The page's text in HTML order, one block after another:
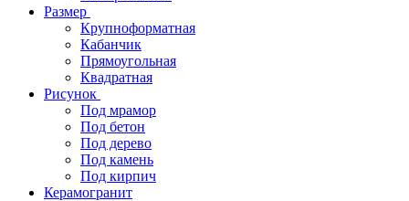
Размер
Крупноформатная
Кабанчик
Прямоугольная
Квадратная
Рисунок
Под мрамор
Под бетон
Под дерево
Под камень
Под кирпич
Керамогранит